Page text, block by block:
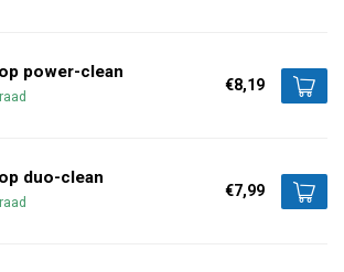
power-clean
€8,19
duo-clean
€7,99